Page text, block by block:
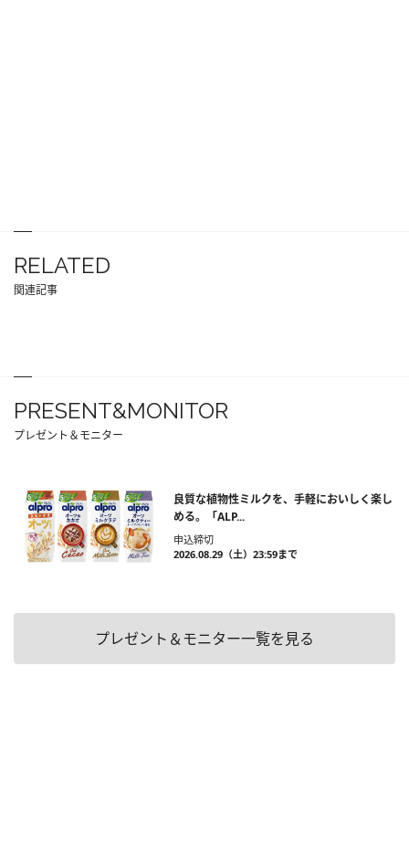
RELATED
関連記事
PRESENT&MONITOR
プレゼント＆モニター
良質な植物性ミルクを、手軽においしく楽し
める。「ALP...
申込締切
2026.08.29（土）23:59まで
プレゼント＆モニター一覧を見る